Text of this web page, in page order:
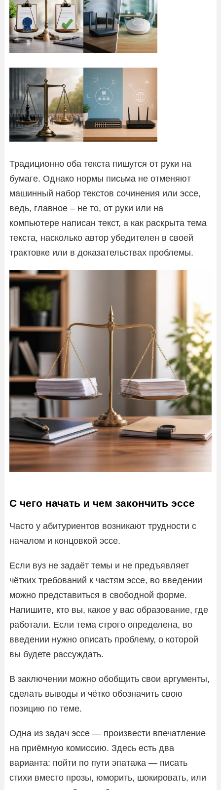
Традиционно оба текста пишутся от руки на
бумаге. Однако нормы письма не отменяют
машинный набор текстов сочинения или эссе,
ведь, главное – не то, от руки или на
компьютере написан текст, а как раскрыта тема
текста, насколько автор убедителен в своей
трактовке или в доказательствах проблемы.
С чего начать и чем закончить эссе
Часто у абитуриентов возникают трудности с
началом и концовкой эссе.
Если вуз не задаёт темы и не предъявляет
чётких требований к частям эссе, во введении
можно представиться в свободной форме.
Напишите, кто вы, какое у вас образование, где
работали. Если тема строго определена, во
введении нужно описать проблему, о которой
вы будете рассуждать.
В заключении можно обобщить свои аргументы,
сделать выводы и чётко обозначить свою
позицию по теме.
Одна из задач эссе — произвести впечатление
на приёмную комиссию. Здесь есть два
варианта: пойти по пути эпатажа — писать
стихи вместо прозы, юморить, шокировать, или